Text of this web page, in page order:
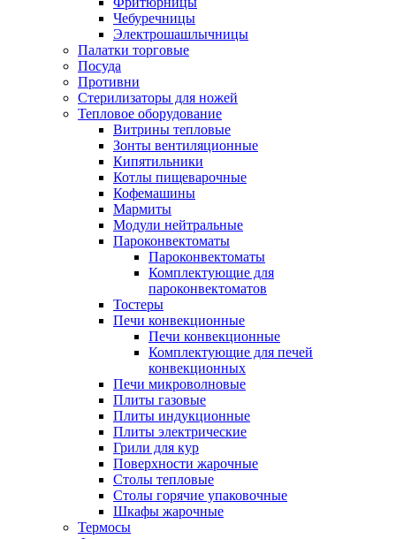
Чебуречницы
Электрошашлычницы
Палатки торговые
Посуда
Противни
Стерилизаторы для ножей
Тепловое оборудование
Витрины тепловые
Зонты вентиляционные
Кипятильники
Котлы пищеварочные
Кофемашины
Мармиты
Модули нейтральные
Пароконвектоматы
Пароконвектоматы
Комплектующие для
пароконвектоматов
Тостеры
Печи конвекционные
Печи конвекционные
Комплектующие для печей
конвекционных
Печи микроволновые
Плиты газовые
Плиты индукционные
Плиты электрические
Грили для кур
Поверхности жарочные
Столы тепловые
Столы горячие упаковочные
Шкафы жарочные
Термосы